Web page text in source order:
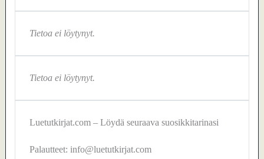
Tietoa ei löytynyt.
Tietoa ei löytynyt.
Luetutkirjat.com – Löydä seuraava suosikkitarinasi
Palautteet: info@luetutkirjat.com